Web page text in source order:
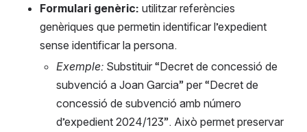
Formulari genèric: utilitzar referències
genèriques que permetin identificar l’expedient
sense identificar la persona.
Exemple: Substituir “Decret de concessió de
subvenció a Joan Garcia” per “Decret de
concessió de subvenció amb número
d’expedient 2024/123”. Això permet preservar